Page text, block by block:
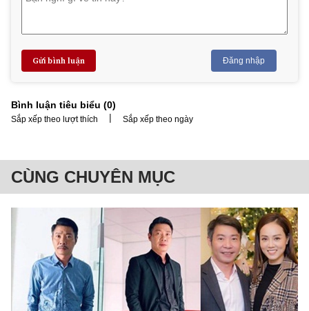
Gửi bình luận Đăng nhập
Bình luận tiêu biểu (0)
Sắp xếp theo lượt thích | Sắp xếp theo ngày
CÙNG CHUYÊN MỤC